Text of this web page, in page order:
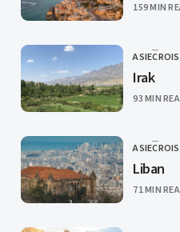
159 MIN
CATEGORY
ASIE
Irak
93 MIN
CATEGORY
ASIE
Liban
71 MIN